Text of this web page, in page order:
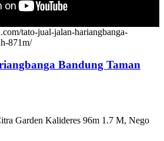
tato-jual-jalan-hariangbanga-
871m/
Bandung Taman
Garden Kalideres 96m 1.7 M, Nego